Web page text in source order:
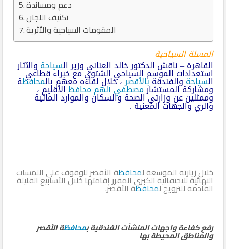
دعم ومساندة
تكثيف اللجان
المقومات السياحية والأثرية
المسلة السياحية
القاهرة – ناقش الدكتور خالد العناني وزير السياحة والآثار
استعدادات الموسم السياحي الشتوي مع خبراء قطاعي
السياحةوالفندقةبالأقصر، خلال لقاءه معهم بالمحافظة
ومشاركة المستشارمصطفي ألهممحافظالأقليم ،
وممثلين عن وزارتي الصحة والسكان والموارد المائية
والري والجهات المعنية .
خلال زيارته الموسعة لمحافظة الأقصر للوقوف على اللمسات
النهائية للاحتفالية الكبري المقرر إقامتها خلال الأسابيع القليلة
القادمة للترويج لمحافظة الأقصر.
رفع كفاءة واجهات المنشآت الفندقية بمحافظة الأقصر
والمناطق المحيطة بها